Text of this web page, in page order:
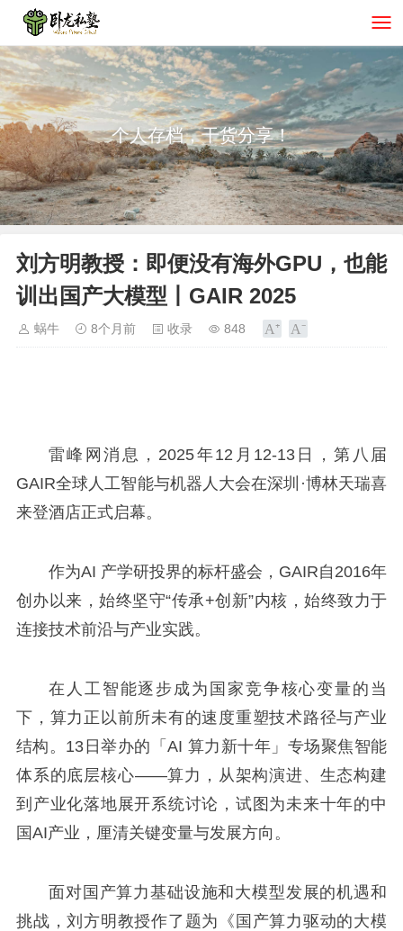
个人存档，干货分享！
刘方明教授：即便没有海外GPU，也能
训出国产大模型丨GAIR 2025
蜗牛 8个月前 收录 848
雷峰网消息，2025年12月12-13日，第八届
GAIR全球人工智能与机器人大会在深圳·博林天瑞喜
来登酒店正式启幕。
作为AI 产学研投界的标杆盛会，GAIR自2016年
创办以来，始终坚守“传承+创新”内核，始终致力于
连接技术前沿与产业实践。
在人工智能逐步成为国家竞争核心变量的当
下，算力正以前所未有的速度重塑技术路径与产业
结构。13日举办的「AI 算力新十年」专场聚焦智能
体系的底层核心——算力，从架构演进、生态构建
到产业化落地展开系统讨论，试图为未来十年的中
国AI产业，厘清关键变量与发展方向。
面对国产算力基础设施和大模型发展的机遇和
挑战，刘方明教授作了题为《国产算力驱动的大模